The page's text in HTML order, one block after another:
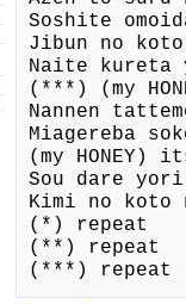
Soshite
Jibun no
Naite kureta
(***) (my
Nannen
Miagereba
(my HONEY)
Sou dare
Kimi no
(*) repeat
(**) repeat
(***) repeat